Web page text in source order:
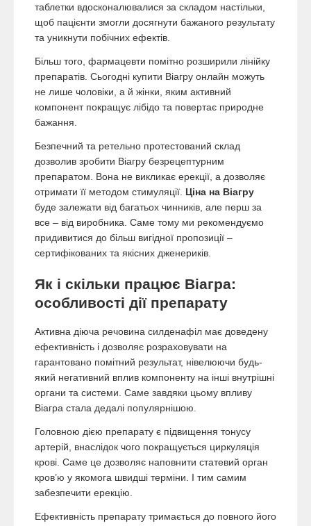
таблетки вдосконалювалися за складом настільки,
щоб пацієнти змогли досягнути бажаного результату
та уникнути побічних ефектів.
Більш того, фармацевти помітно розширили лінійку
препаратів. Сьогодні купити Віагру онлайн можуть
не лише чоловіки, а й жінки, яким активний
компонент покращує лібідо та повертає природне
бажання.
Безпечний та ретельно протестований склад
дозволив зробити Віагру безрецептурним
препаратом. Вона не викликає ерекції, а дозволяє
отримати її методом стимуляції. Ціна на Віагру
буде залежати від багатьох чинників, але перш за
все – від виробника. Саме тому ми рекомендуємо
придивитися до більш вигідної пропозиції –
сертифікованих та якісних дженериків.
Як і скільки працює Віагра:
особливості дії препарату
Активна діюча речовина силденафіл має доведену
ефективність і дозволяє розраховувати на
гарантовано помітний результат, нівелюючи будь-
який негативний вплив компоненту на інші внутрішні
органи та системи. Саме завдяки цьому впливу
Віагра стала дедалі популярнішою.
Головною дією препарату є підвищення тонусу
артерій, внаслідок чого покращується циркуляція
крові. Саме це дозволяє наповнити статевий орган
кров’ю у якомога швидші терміни. І тим самим
забезпечити ерекцію.
Ефективність препарату тримається до повного його